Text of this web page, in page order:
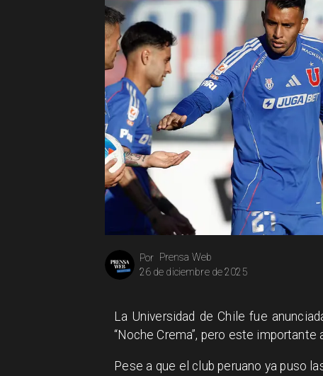
Prensa Web
Por
26 de diciembre de 2025
La Universidad de Chile fue
“Noche Crema”, pero este
Pese a que el club peruano ya puso